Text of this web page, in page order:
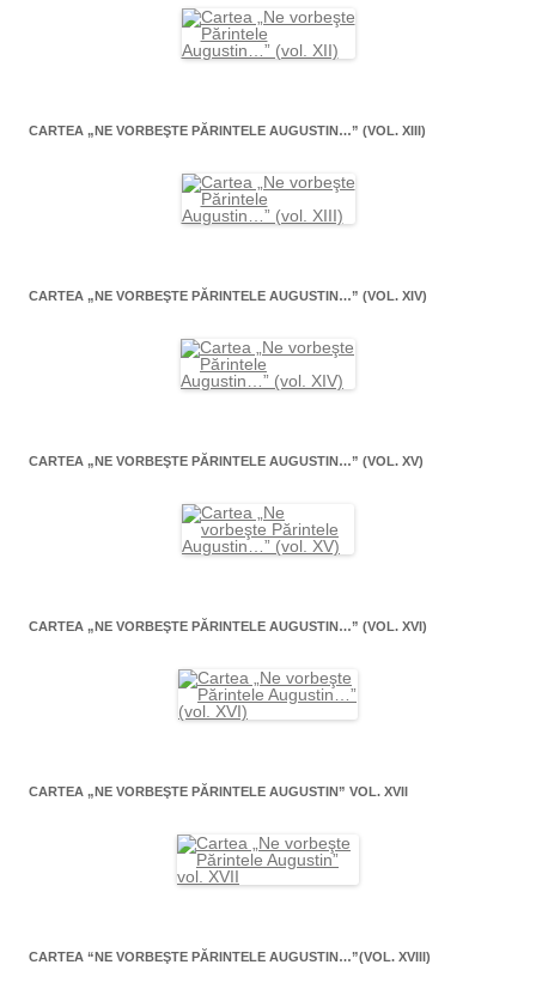
CARTEA „NE VORBEŞTE PĂRINTELE AUGUSTIN…” (VOL. XIII)
CARTEA „NE VORBEŞTE PĂRINTELE AUGUSTIN…” (VOL. XIV)
CARTEA „NE VORBEŞTE PĂRINTELE AUGUSTIN…” (VOL. XV)
CARTEA „NE VORBEŞTE PĂRINTELE AUGUSTIN…” (VOL. XVI)
CARTEA „NE VORBEŞTE PĂRINTELE AUGUSTIN” VOL. XVII
CARTEA “NE VORBEŞTE PĂRINTELE AUGUSTIN…”(VOL. XVIII)